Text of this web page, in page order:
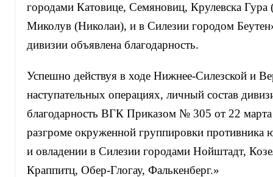
городами Катовице, Семяновиц, Крулевска Гура
Миколув (Николаи), и в Силезии городом
дивизии объявлена благодарность.
Успешно действуя в ходе Нижнее-Силезской и
наступательных операциях, личный состав
благодарность ВГК Приказом № 305 от 22
разгроме окруженной группировки противника
и овладении в Силезии городами Нойштадт,
Краппитц, Обер-Глогау, Фалькенберг.»